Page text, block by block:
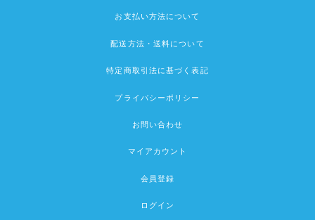
お支払い方法について
配送方法・送料について
特定商取引法に基づく表記
プライバシーポリシー
お問い合わせ
マイアカウント
会員登録
ログイン